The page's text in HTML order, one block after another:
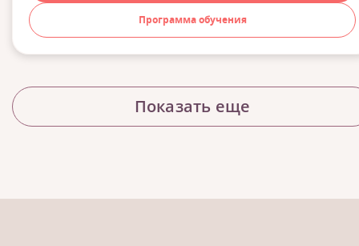
Программа обучения
Показать еще